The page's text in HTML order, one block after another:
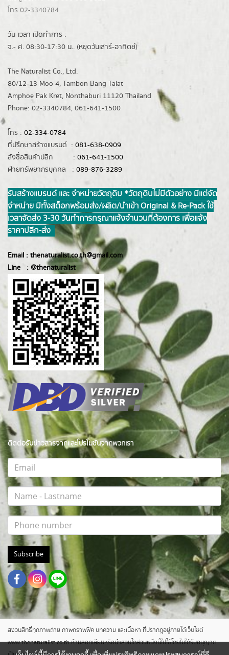
โทร 02-3340784
วัน-เวลา เปิดทำการ :
จ.- ศ. 08:30-17:30 น.. (หยุดวันเสาร์-อาทิตย์)
The Naturalist Co., Ltd.
80/12-13 Moo 4, Tambon Bang Talat
Amphoe Pak Kret, Nonthaburi 11120 Thailand
Phone: 02-3340784, 061-641-1500
โทร : 02-334-0784
ที่ปรึกษาสร้างแบรนด์ : 081-638-0909
สั่งซื้อสินค้าปลีก : 061-641-1500
ฝ่ายทรัพยากรบุคคล : 089-876-3289
รับสร้างแบรนด์ และ จำหน่ายวัตถุดิบ *วัตถุดิบไม่มีตัวอย่าง มีแต่จัด
จำหน่าย มีทั้งสต็อกพร้อมส่ง/ผลิต/นำเข้า Original & Re-Pack ใช้
เวลาจัดส่ง 3-30 วันทำการ กรุณาแจ้งจำนวนที่ต้องการ เพื่อแจ้ง
ราคาปลีก-ส่ง
Email : thenaturalist.co.th@gmail.com
Line : @thenaturalist
ติดต่อรับข่าวสารจากและโปรโมชั่นจากพวกเรา
Subscribe
สงวนสิทธิ์ทุกภาพถ่าย ภาพกราฟฟิค บทความ และเนื้อหา ที่ปรากฎอยู่ภายใต้เว็บไซต์
www.thenaturalist.co.th ห้ามลอกเลียนหรือนำส่วนใดส่วนหนึ่งนี้ไปใช้โดยไม่ได้รับอนุญาต